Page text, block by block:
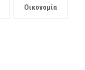
Οικονομία